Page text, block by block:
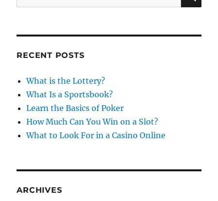
e
r
A
RECENT POSTS
What is the Lottery?
What Is a Sportsbook?
Learn the Basics of Poker
How Much Can You Win on a Slot?
What to Look For in a Casino Online
ARCHIVES